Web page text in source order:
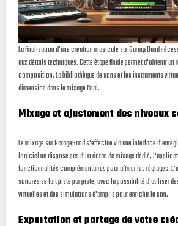
La finalisation d'une création musicale sur GarageBand
aux détails techniques. Cette étape finale permet d'obtenir un
composition. La bibliothèque de sons et les instruments
dimension dans le mixage final.
Mixage et ajustement des niveaux
Le mixage sur GarageBand s'effectue via une interface
logiciel ne dispose pas d'un écran de mixage dédié,
fonctionnalités complémentaires pour affiner les réglages.
sonores se fait piste par piste, avec la possibilité d'utiliser
virtuelles et des simulations d'amplis pour enrichir le son.
Exportation et partage de votre